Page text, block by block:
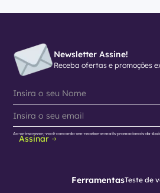
Newsletter Assine!
Receba ofertas e promoções
Assinar
Ao se inscrever, você concorda em receber e-mails promocionais da
FerramentasTeste de